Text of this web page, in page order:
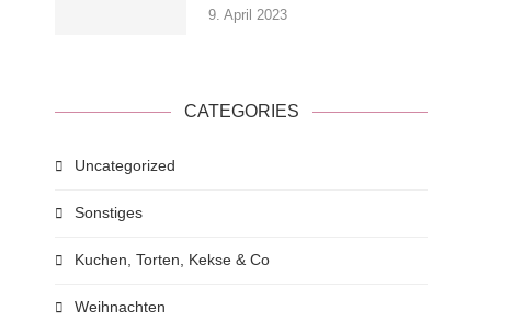
9. April 2023
CATEGORIES
Uncategorized
Sonstiges
Kuchen, Torten, Kekse & Co
Weihnachten